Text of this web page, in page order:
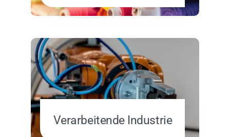
Verarbeitende Industrie